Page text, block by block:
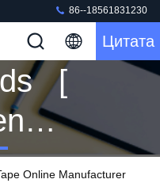
86--18561831230
Цитата
[
Online Manufacturer